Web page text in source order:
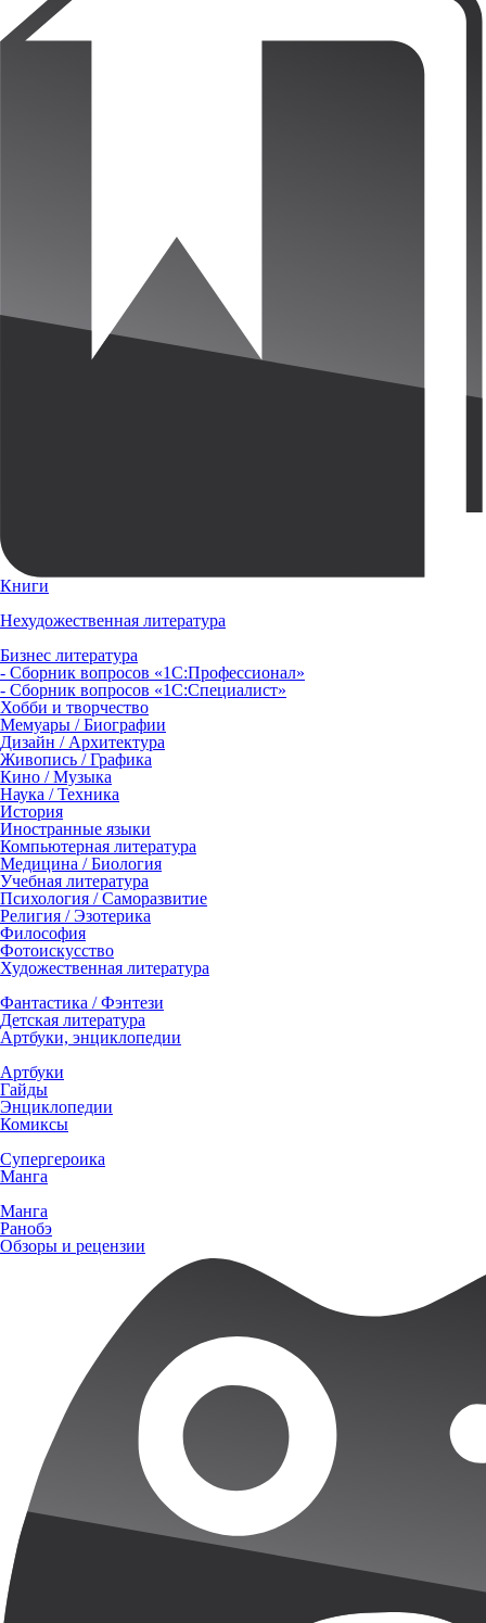
Книги
Нехудожественная литература
Бизнес литература
- Сборник вопросов «1С:Профессионал»
- Сборник вопросов «1С:Специалист»
Хобби и творчество
Мемуары / Биографии
Дизайн / Архитектура
Живопись / Графика
Кино / Музыка
Наука / Техника
История
Иностранные языки
Компьютерная литература
Медицина / Биология
Учебная литература
Психология / Саморазвитие
Религия / Эзотерика
Философия
Фотоискусство
Художественная литература
Фантастика / Фэнтези
Детская литература
Артбуки, энциклопедии
Артбуки
Гайды
Энциклопедии
Комиксы
Супергероика
Манга
Манга
Ранобэ
Обзоры и рецензии